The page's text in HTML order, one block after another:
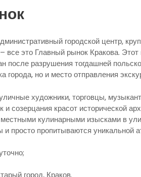
городской центр,
все это Главный рынок Кракова. Этот
после разрушения тогдашней
города, но и место отправления
художники, торговцы,
созерцания красот исторической
кулинарными изысками в
просто пропитываются уникальной
город, Краков.